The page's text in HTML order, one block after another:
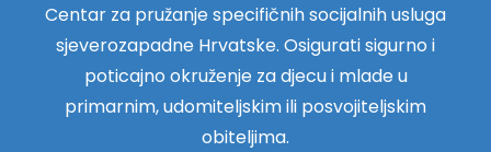
Centar za pružanje specifičnih socijalnih usluga
sjeverozapadne Hrvatske. Osigurati sigurno i
poticajno okruženje za djecu i mlade u
primarnim, udomiteljskim ili posvojiteljskim
obiteljima.